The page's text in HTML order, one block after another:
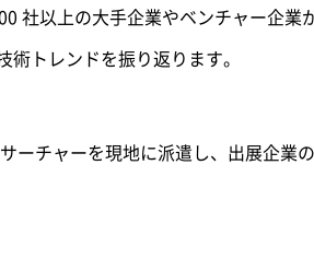
社以上の大手企業やベンチャー企業
術トレンドを振り返ります。
ーチャーを現地に派遣し、出展企業